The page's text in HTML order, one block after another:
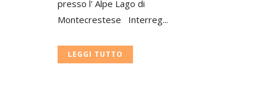
presso l' Alpe Lago di
Montecrestese Interreg...
LEGGI TUTTO